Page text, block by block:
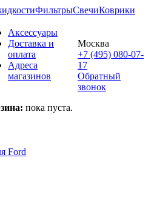
ФильтрыСвечиКоврики
Аксессуары
Доставка и
оплата
Адреса
магазинов
пока пуста.
Москва
+7 (495) 080-07-
17
Обратный
звонок
Ford